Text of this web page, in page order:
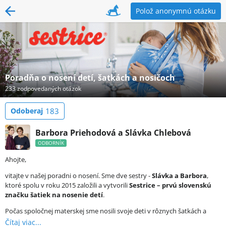
Polož anonymnú otázku
Poradňa o nosení detí, šatkách a nosičoch
233 zodpovedaných otázok
Barbora Priehodová a Slávka Chlebová
ODBORNÍK
Odoberaj 183
Ahojte,
vitajte v našej poradni o nosení. Sme dve sestry -Slávka a Barbora,
ktoré spolu v roku 2015 založili a vytvoriliSestrice – prvú slovenskú
značku šatiek na nosenie detí.
Počas spoločnej materskej sme nosili svoje deti v rôznych šatkách a
nosičoch, až sme sa rozhodli vyrobiť si svoje vlastné. Spolu máme
Čítaj viac...